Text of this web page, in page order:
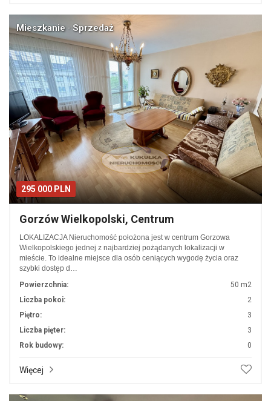
295 000 PLN
Mieszkanie · Sprzedaż
Gorzów Wielkopolski, Centrum
LOKALIZACJA Nieruchomość położona jest w centrum Gorzowa
Wielkopolskiego jednej z najbardziej pożądanych lokalizacji w
mieście. To idealne miejsce dla osób ceniących wygodę życia oraz
szybki dostęp d…
Powierzchnia:
50 m2
Liczba pokoi:
2
Piętro:
3
Liczba pięter:
3
Rok budowy:
0
Więcej